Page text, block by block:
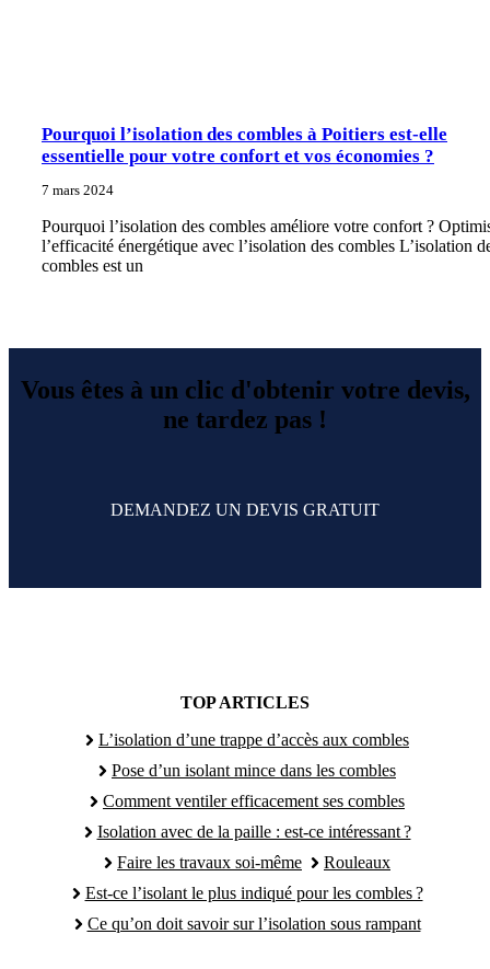
Pourquoi l’isolation des combles à Poitiers est-elle
essentielle pour votre confort et vos économies ?
7 mars 2024
Pourquoi l’isolation des combles améliore votre confort ?
l’efficacité énergétique avec l’isolation des combles L’isolation
combles est un
Vous êtes à un clic d'obtenir votre devis,
ne tardez pas !
DEMANDEZ UN DEVIS GRATUIT
TOP ARTICLES
L’isolation d’une trappe d’accès aux combles
Pose d’un isolant mince dans les combles
Comment ventiler efficacement ses combles
Isolation avec de la paille : est-ce intéressant ?
Faire les travaux soi-même
Rouleaux
Est-ce l’isolant le plus indiqué pour les combles ?
Ce qu’on doit savoir sur l’isolation sous rampant